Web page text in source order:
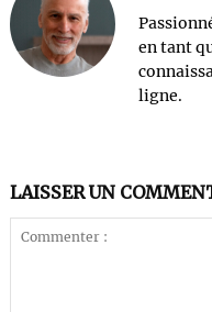
en tant
ligne.
LAISSER UN